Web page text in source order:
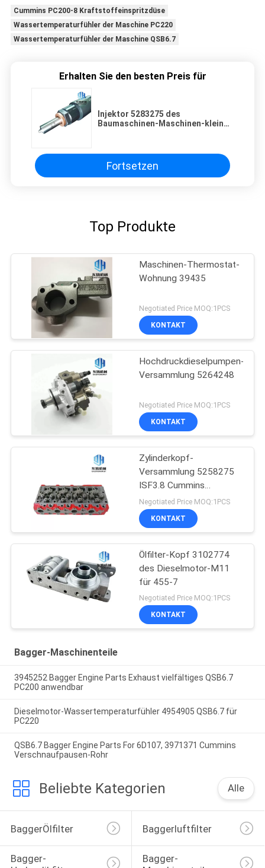
Cummins PC200-8 Kraftstoffeinspritzdüse
Wassertemperaturfühler der Maschine PC220
Wassertemperaturfühler der Maschine QSB6.7
Erhalten Sie den besten Preis für
Injektor 5283275 des
Baumaschinen-Maschinen-kleiner
Fortsetzen
Top Produkte
Maschinen-Thermostat-
Wohnung 39435
Negotiated Price MOQ:1PCS
KONTAKT
Hochdruckdieselpumpen-
Versammlung 5264248
Negotiated Price MOQ:1PCS
KONTAKT
Zylinderkopf-
Versammlung 5258275
ISF3.8 Cummins
5258276
Negotiated Price MOQ:1PCS
KONTAKT
Ölfilter-Kopf 3102774
des Dieselmotor-M11
für 455-7
Negotiated Price MOQ:1PCS
KONTAKT
Bagger-Maschinenteile
3945252 Bagger Engine Parts Exhaust vielfältiges QSB6.7
PC200 anwendbar
Dieselmotor-Wassertemperaturfühler 4954905 QSB6.7 für
PC220
QSB6.7 Bagger Engine Parts For 6D107, 3971371 Cummins
Verschnaufpausen-Rohr
Beliebte Kategorien Alle
BaggerÖlfilter Baggerluftfilter
Bagger-
Bagger-